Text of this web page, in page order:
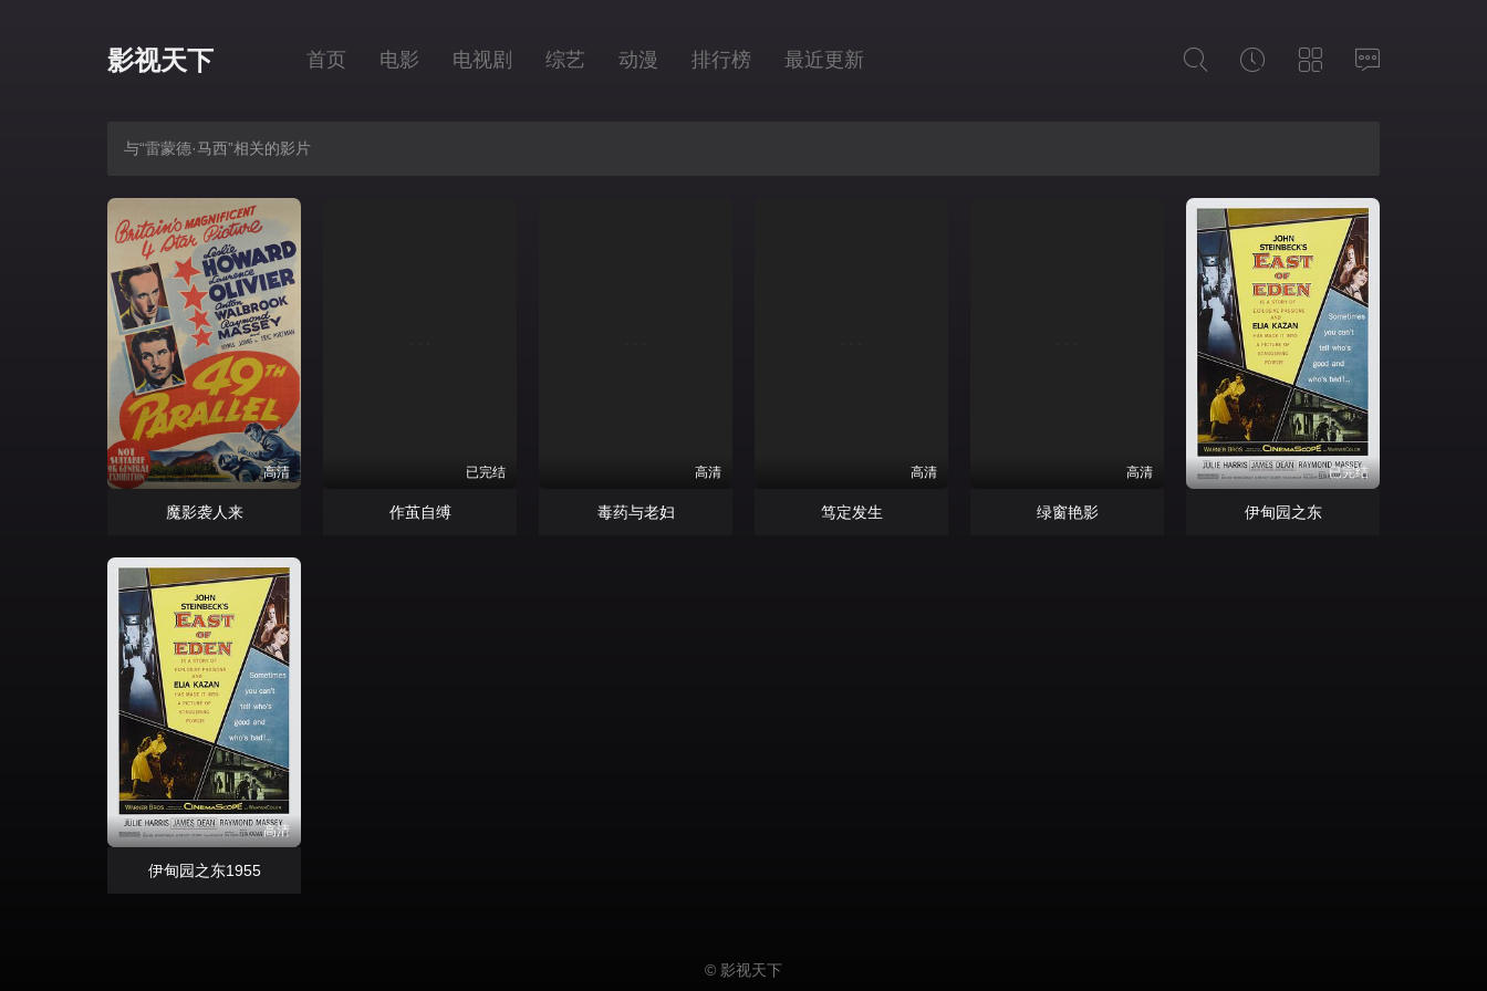
影视天下 首页 电影 电视剧 综艺 动漫 排行榜 最近更新
与“雷蒙德·马西”相关的影片
高清
魔影袭人来
已完结
作茧自缚
高清
毒药与老妇
高清
笃定发生
高清
绿窗艳影
已完结
伊甸园之东
高清
伊甸园之东1955
© 影视天下